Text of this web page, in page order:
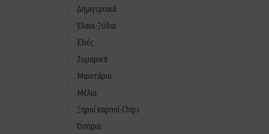
Δημητριακά
Έλαια-Ξύδια
Ελιές
Ζυμαρικά
Μανιτάρια
Μέλια
Ξηροί καρποί-Chips
Όσπρια